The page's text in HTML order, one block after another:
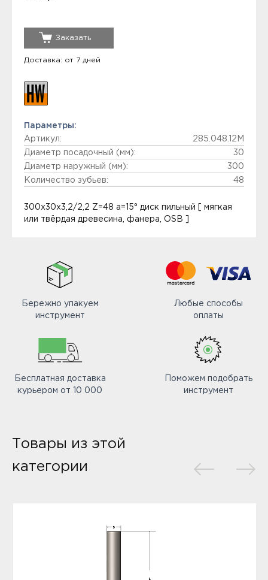
Заказать
Доставка: от 7 дней
Параметры:
Артикул:
285.048.12M
Диаметр посадочный (мм):
30
Диаметр наружный (мм):
300
Количество зубьев:
48
300x30x3,2/2,2 Z=48 a=15° диск пильный [ мягкая
или твёрдая древесина, фанера, OSB ]
Бережно упакуем
инструмент
Любые способы
оплаты
Бесплатная доставка
курьером от 10 000
Поможем подобрать
инструмент
Товары из этой
категории